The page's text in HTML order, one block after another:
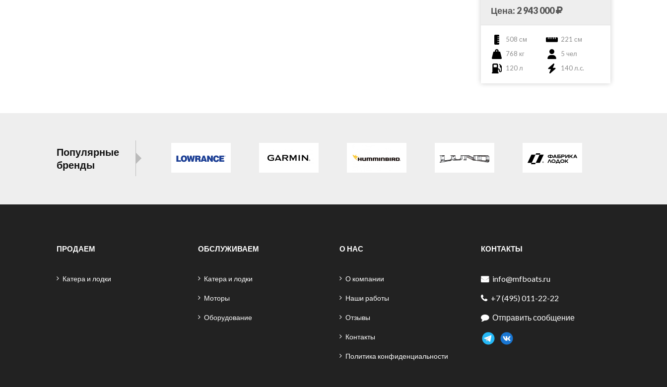
Цена: 2 943 000
508 см
221 см
768 кг
5 чел
120 л
140 л.c.
Популярные
бренды
ПРОДАЕМ
Катера и лодки
ОБСЛУЖИВАЕМ
Катера и лодки
Моторы
Оборудование
О НАС
О компании
Наши работы
Отзывы
Контакты
Политика конфиденциальности
КОНТАКТЫ
info@mfboats.ru
+7 (495) 011-22-22
Отправить сообщение